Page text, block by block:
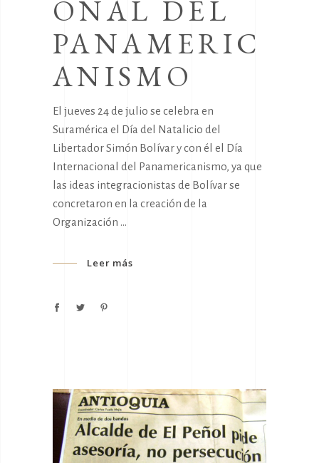
ONAL DEL
PANAMERIC
ANISMO
El jueves 24 de julio se celebra en
Suramérica el Día del Natalicio del
Libertador Simón Bolívar y con él el Día
Internacional del Panamericanismo, ya que
las ideas integracionistas de Bolívar se
concretaron en la creación de la
Organización
Leer más